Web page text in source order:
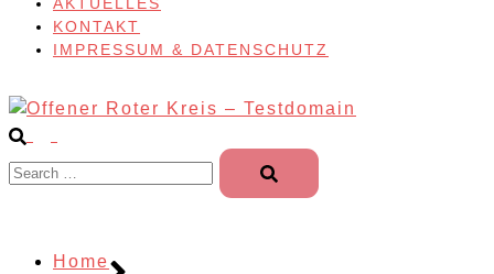
KONTAKT
IMPRESSUM & DATENSCHUTZ
Search…
Home